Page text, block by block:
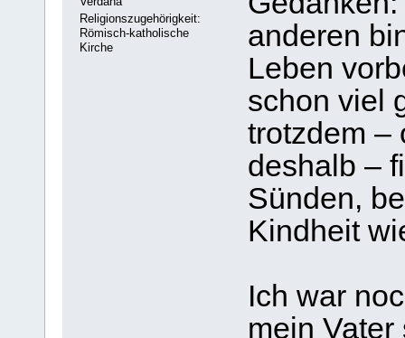
Religionszugehörigkeit:
Römisch-katholische
Kirche
anderen
Leben
schon viel
trotzdem –
deshalb –
Sünden,
Kindheit
Ich war
mein